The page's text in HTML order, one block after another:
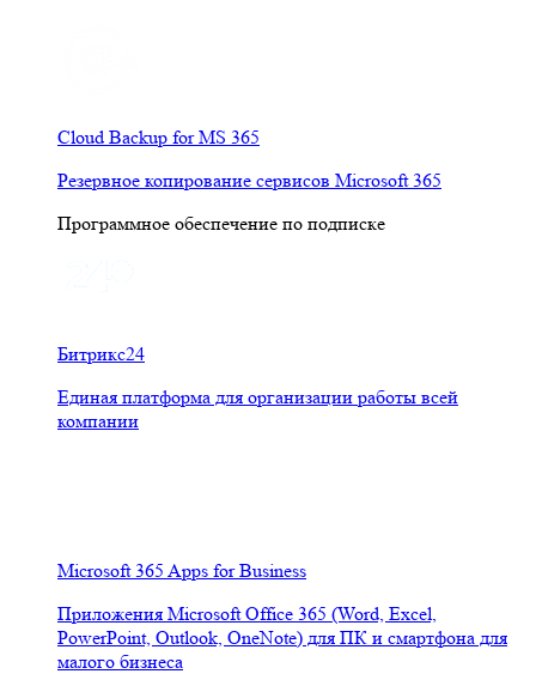
Cloud Backup for MS 365
Резервное копирование сервисов Microsoft 365
Программное обеспечение по подписке
Битрикс24
Единая платформа для организации работы всей
компании
Microsoft 365 Apps for Business
Приложения Microsoft Office 365 (Word, Excel,
PowerPoint, Outlook, OneNote) для ПК и смартфона для
малого бизнеса